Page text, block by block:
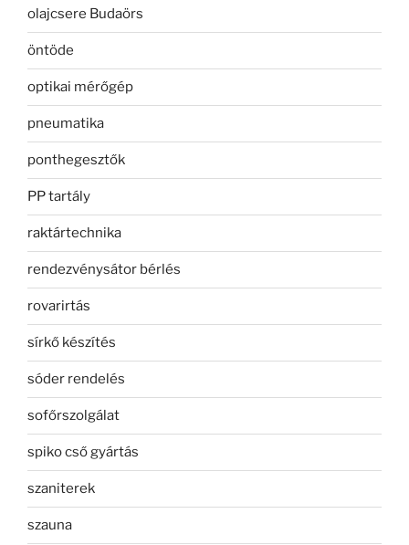
olajcsere Budaörs
öntöde
optikai mérőgép
pneumatika
ponthegesztők
PP tartály
raktártechnika
rendezvénysátor bérlés
rovarirtás
sírkő készítés
sóder rendelés
sofőrszolgálat
spiko cső gyártás
szaniterek
szauna